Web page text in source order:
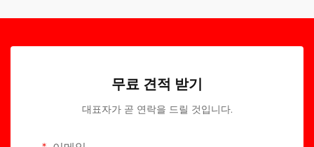
무료 견적 받기
대표자가 곧 연락을 드릴 것입니다.